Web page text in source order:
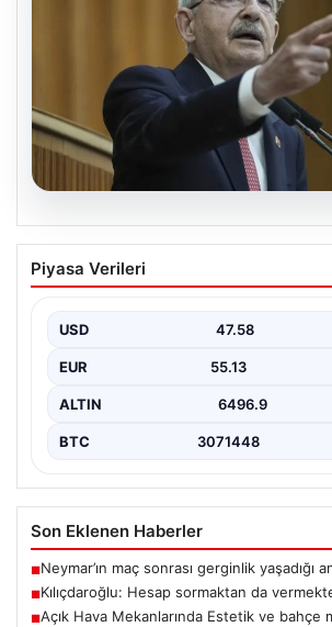
05.08.2026
Kılıçdaroğlu: Hesap
vermekten de çekinmeyiz
de çekinmeyiz", "content": "Cumhuriyet
(CHP) Genel…
Piyasa Verileri
USD 47.58
EUR 55.13
ALTIN 6496.9
BTC 3071448
Son Eklenen Haberler
■Neymar’ın maç sonrası gerginlik yaşadığı
■Kılıçdaroğlu: Hesap sormaktan da
■Açık Hava Mekanlarında Estetik ve bahçe